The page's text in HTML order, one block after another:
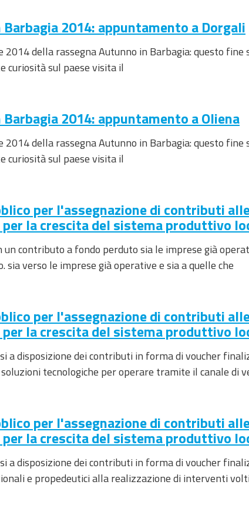
2014: appuntamento a Dorgali
2014 della rassegna Autunno in Barbagia: questo
curiosità sul paese visita il
2014: appuntamento a Oliena
2014 della rassegna Autunno in Barbagia: questo
curiosità sul paese visita il
per l'assegnazione di contributi
la crescita del sistema produttivo
un contributo a fondo perduto sia le imprese già
sia verso le imprese già operative e sia a quelle che
per l'assegnazione di contributi
la crescita del sistema produttivo
a disposizione dei contributi in forma di voucher
tecnologiche per operare tramite il canale di
per l'assegnazione di contributi
la crescita del sistema produttivo
a disposizione dei contributi in forma di voucher
e propedeutici alla realizzazione di interventi volti